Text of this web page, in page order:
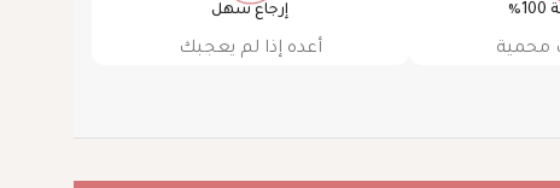
محمية
إرجاع سهل
أعده إذا لم يعجبك